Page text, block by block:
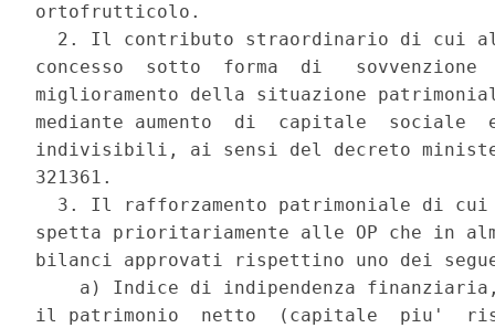
ortofrutticolo.
2. Il contributo straordinario di cui
concesso  sotto  forma  di
miglioramento della situazione
mediante aumento  di  capitale
indivisibili, ai sensi del decreto
321361.
3. Il rafforzamento patrimoniale di
spetta prioritariamente alle OP che in
bilanci approvati rispettino uno dei
a) Indice di indipendenza
il patrimonio  netto  (capitale  piu'